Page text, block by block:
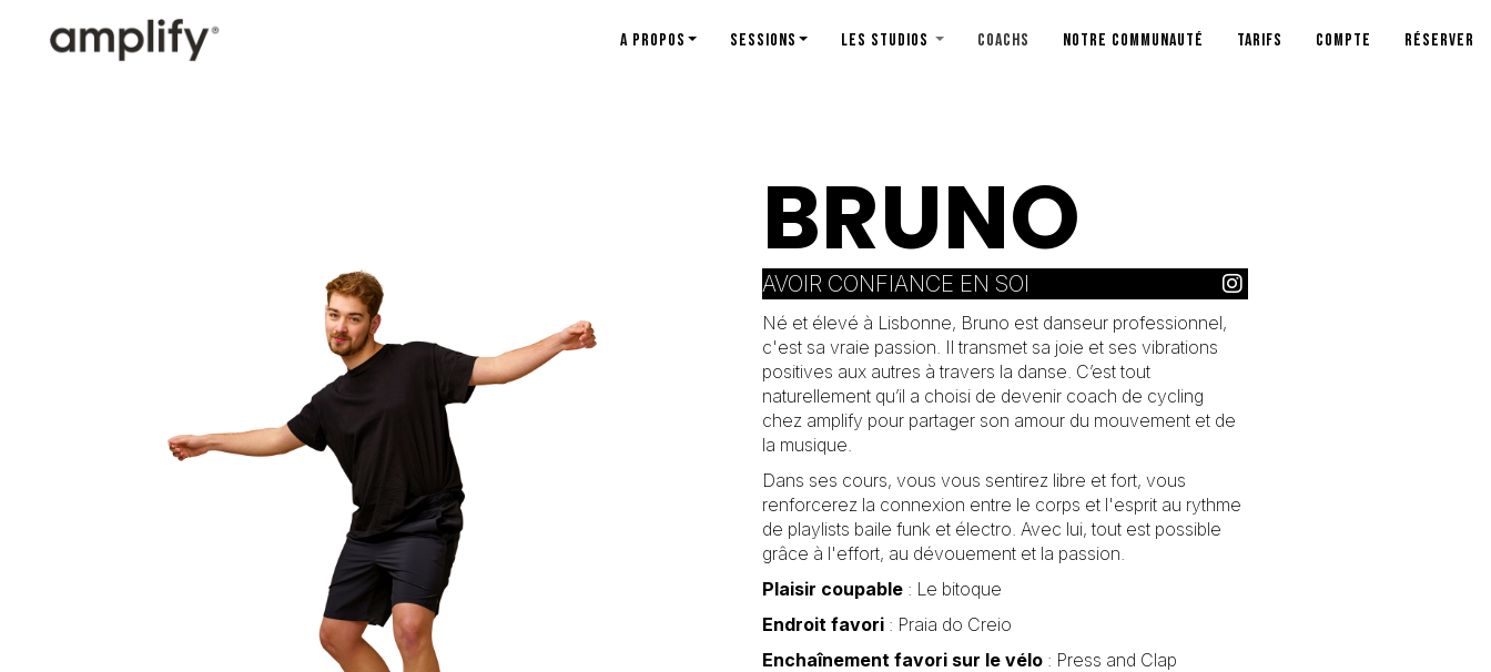
A PROPOS SESSIONS LES STUDIOS COACHS NOTRE COMMUNAUTÉ TARIFS COMPTE RÉSERVER
BRUNO
AVOIR CONFIANCE EN SOI
Né et élevé à Lisbonne, Bruno est danseur professionnel,
c'est sa vraie passion. Il transmet sa joie et ses vibrations
positives aux autres à travers la danse. C’est tout
naturellement qu’il a choisi de devenir coach de cycling
chez amplify pour partager son amour du mouvement et de
la musique.
Dans ses cours, vous vous sentirez libre et fort, vous
renforcerez la connexion entre le corps et l'esprit au rythme
de playlists baile funk et électro. Avec lui, tout est possible
grâce à l'effort, au dévouement et la passion.
Plaisir coupable: Le bitoque
Endroit favori: Praia do Creio
Enchaînement favori sur le vélo: Press and Clap